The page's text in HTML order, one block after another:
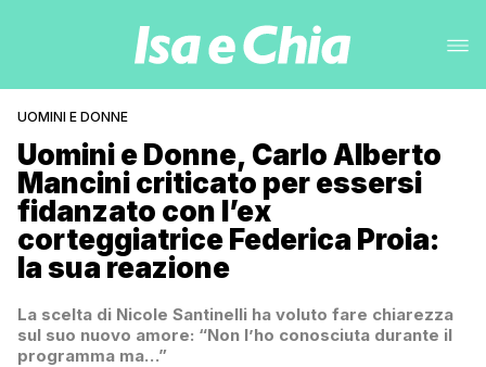
UOMINI E DONNE
Uomini e Donne, Carlo Alberto
Mancini criticato per essersi
fidanzato con l’ex
corteggiatrice Federica Proia:
la sua reazione
La scelta di Nicole Santinelli ha voluto fare chiarezza
sul suo nuovo amore: “Non l’ho conosciuta durante il
programma ma…”